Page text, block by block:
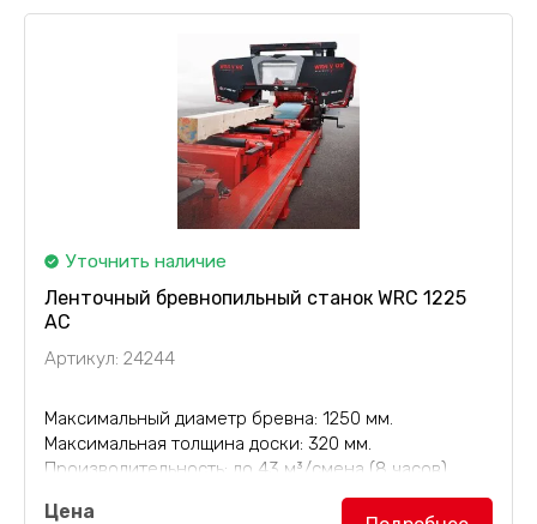
Уточнить наличие
Ленточный бревнопильный станок WRC 1225
AC
Артикул: 24244
Максимальный диаметр бревна: 1250 мм.
Максимальная толщина доски: 320 мм.
Производительность: до 43 м³/смена (8 часов).
Ленточный бревнопильный станок WRC 1225
Цена